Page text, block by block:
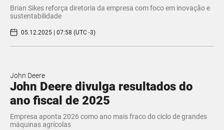
Brian Sikes reforça diretoria da empresa com foco em inovação e
sustentabilidade
05.12.2025 | 07:58 (UTC -3)
John Deere
John Deere divulga resultados do
ano fiscal de 2025
Empresa aponta 2026 como ano mais fraco do ciclo de grandes
máquinas agrícolas